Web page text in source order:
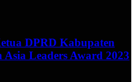
DPRD Kabupaten
Asia Leaders Award 2023